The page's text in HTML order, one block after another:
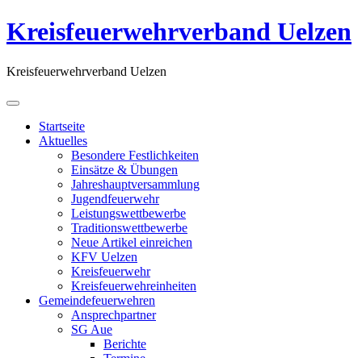
Kreisfeuerwehrverband Uelzen
Kreisfeuerwehrverband Uelzen
Startseite
Aktuelles
Besondere Festlichkeiten
Einsätze & Übungen
Jahreshauptversammlung
Jugendfeuerwehr
Leistungswettbewerbe
Traditionswettbewerbe
Neue Artikel einreichen
KFV Uelzen
Kreisfeuerwehr
Kreisfeuerwehreinheiten
Gemeindefeuerwehren
Ansprechpartner
SG Aue
Berichte